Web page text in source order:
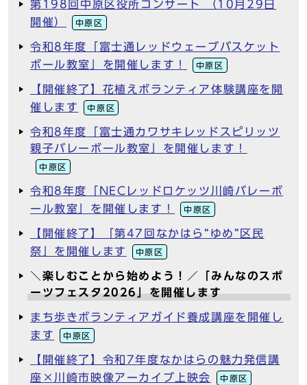
第198回中原区役所コンサート （10月29日
開催）
中原区
令和8年度「富士通レッドウェーブバスケット
ボール教室」を開催します！
中原区
【開催終了】花植えボランティア体験講座を開
催します
中原区
令和8年度「富士通カワサキレッドスピリッツ
親子バレーボール教室」を開催します！
中原区
令和8年度「NECレッドロケッツ川崎バレーボ
ール教室」を開催します！
中原区
【開催終了】「第47回なかはら“ゆめ”区民
祭」を開催します
中原区
＼楽しむことから始めよう！／「みんなのスポ
ーツフェスタ2026」を開催します
まち歩きボランティアガイド養成講座を開催し
ます
中原区
【開催終了】令和7年度なかはらの魅力発信講
座×川崎市映像アーカイブ上映会
中原区